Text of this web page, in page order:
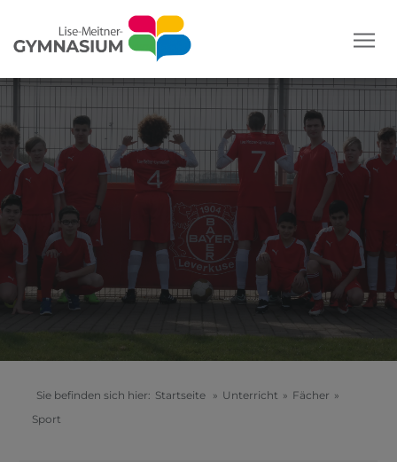
Sie befinden sich hier: Startseite » Unterricht » Fächer »
Sport